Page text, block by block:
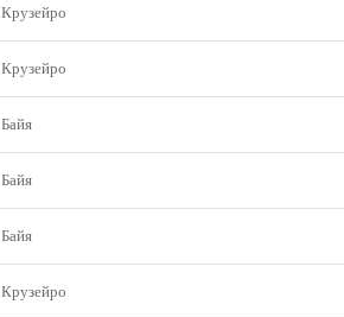
Крузейро
Крузейро
Байя
Байя
Байя
Крузейро